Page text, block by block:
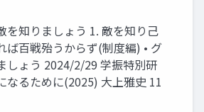
を知りましょう 1. 敵を知り己
ば百戦殆うからず(制度編) • グ
しょう 2024/2/29 学振特別研
なるために(2025) 大上雅史 11